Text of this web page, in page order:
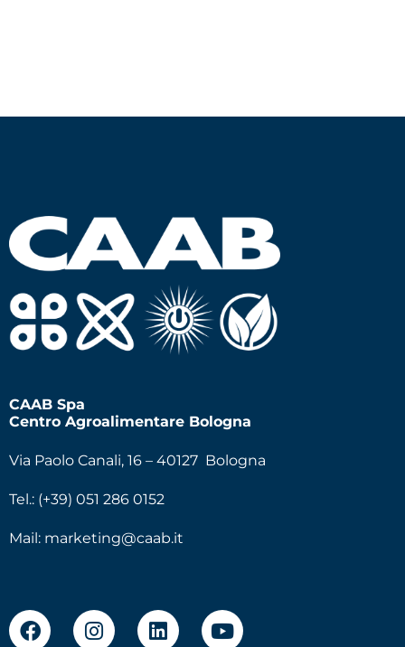
CAAB Spa
Centro Agroalimentare Bologna
Via Paolo Canali, 16 – 40127 Bologna
Tel.: (+39) 051 286 0152
Mail: marketing@caab.it